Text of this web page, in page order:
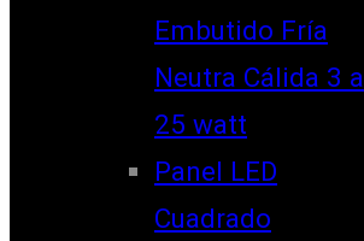
Embutido Fría
Neutra Cálida 3 a
25 watt
Panel LED
Cuadrado